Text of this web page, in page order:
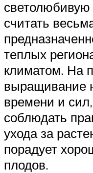
светолюбивую
считать
теплых
климатом. На
выращивание
времени и
соблюдать
ухода за
порадует
плодов.